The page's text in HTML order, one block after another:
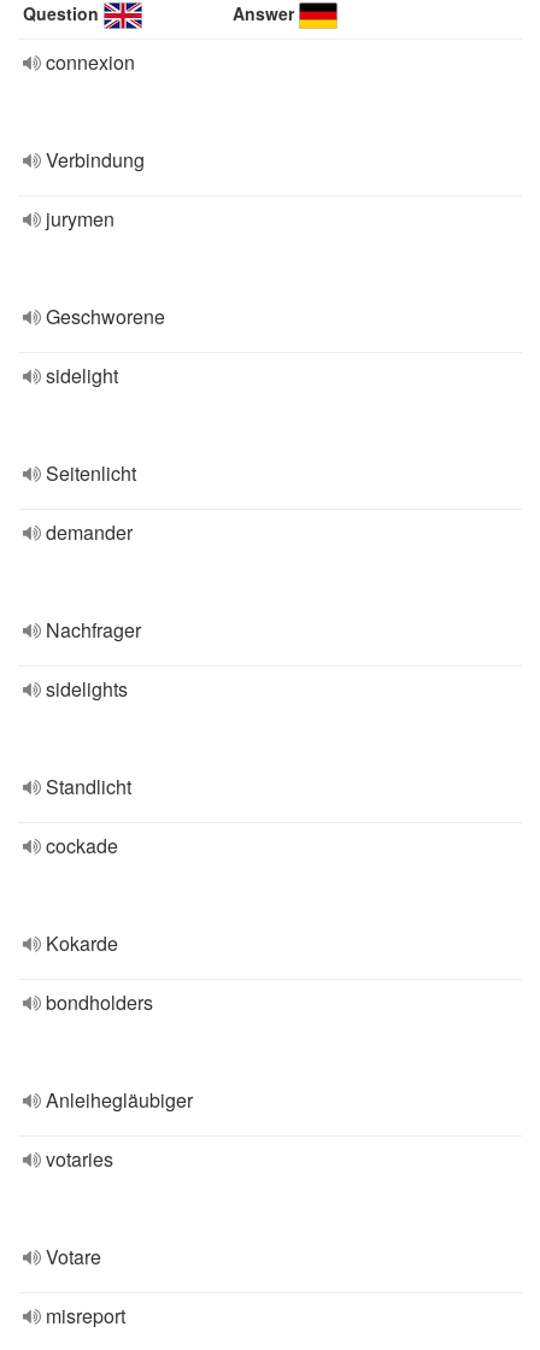
Question Answer
connexion
Verbindung
jurymen
Geschworene
sidelight
Seitenlicht
demander
Nachfrager
sidelights
Standlicht
cockade
Kokarde
bondholders
Anleihegläubiger
votaries
Votare
misreport